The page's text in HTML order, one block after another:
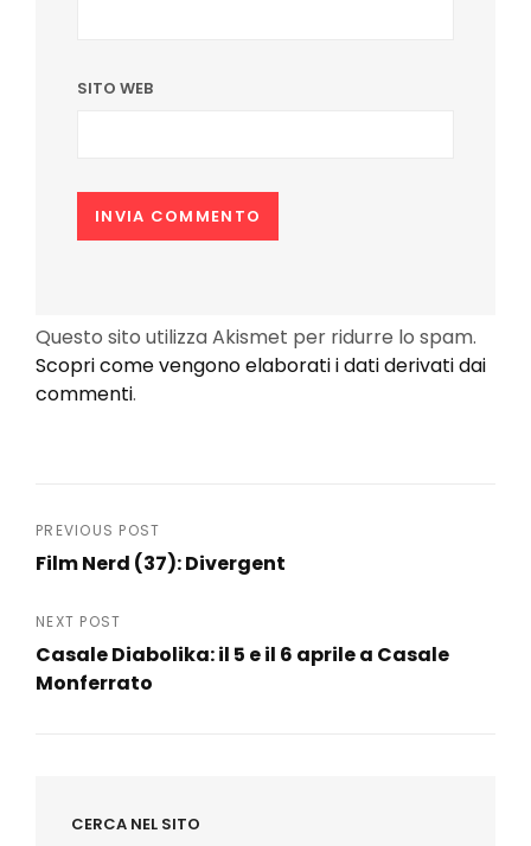
SITO WEB
Questo sito utilizza Akismet per ridurre lo spam.
Scopri come vengono elaborati i dati derivati dai
commenti.
Navigazione
articoli
PREVIOUS POST
Film Nerd (37): Divergent
Post
NEXT POST
Casale Diabolika: il 5 e il 6 aprile a Casale
Monferrato
CERCA NEL SITO